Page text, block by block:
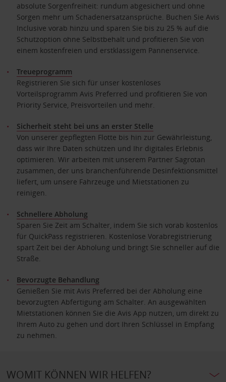
absolute Sorgenfreiheit: rundum abgesichert und ohne
Sorgen mehr um Schadenersatzansprüche. Buchen Sie Avis
Inclusive vorab hinzu und sparen Sie bis zu 25 % auf die
Schutzoption ohne Selbstbehalt und profitieren Sie von
einem kostenfreien und erstklassigem Pannenservice.
Treueprogramm
Registrieren Sie sich für unser kostenloses
Vorteilsprogramm Avis Preferred und profitieren Sie von
Priority Service, Preisvorteilen und mehr.
Sicherheit steht bei uns an erster Stelle
Von unserer gepflegten Flotte bis hin zur Gewährleistung,
dass wir Ihre Daten schützen und Ihr digitales Erlebnis
optimieren. Wir arbeiten mit unserem Partner Sagrotan
zusammen, der uns branchenführende Desinfektionsmittel
liefert, um unsere Fahrzeuge und Mietstationen zu
reinigen.
Schnellere Abholung
Sparen Sie Zeit am Schalter, indem Sie sich vorab kostenlos
für QuickPass registrieren. Kostenlose Vorabregistrierung
spart Zeit bei der Abholung und bringt Sie schneller auf die
Straße.
Bevorzugte Behandlung
Genießen Sie mit Avis Preferred bei der Abholung eine
bevorzugten Abfertigung am Schalter. An ausgewählten
Mietstationen können Sie die Avis App nutzen, um direkt zu
Ihrem Auto zu gehen und dort Ihren Schlüssel in Empfang
zu nehmen.
WOMIT KÖNNEN WIR HELFEN?